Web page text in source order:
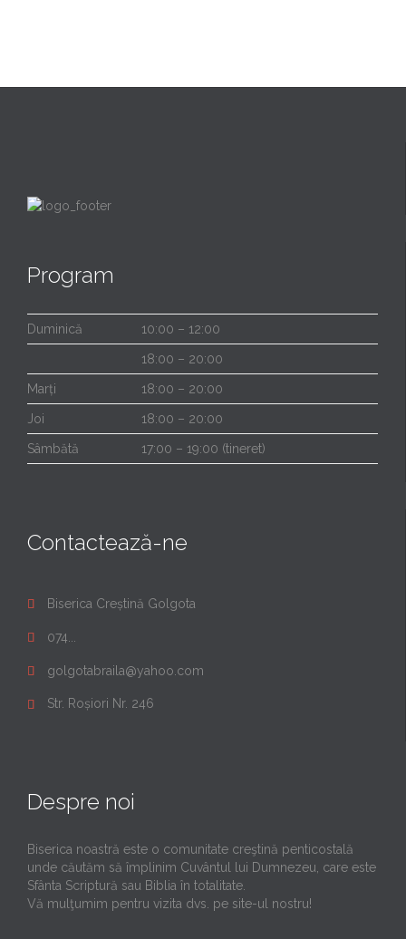
Program
Duminică 10:00 – 12:00
18:00 – 20:00
Marți 18:00 – 20:00
Joi 18:00 – 20:00
Sâmbătă 17:00 – 19:00 (tineret)
Contactează-ne
 Biserica Creștină Golgota
 074...
 golgotabraila@yahoo.com
 Str. Roșiori Nr. 246
Despre noi
Biserica noastră este o comunitate creştină penticostală
unde căutăm să împlinim Cuvântul lui Dumnezeu, care este
Sfânta Scriptură sau Biblia în totalitate.
Vă mulţumim pentru vizita dvs. pe site-ul nostru!